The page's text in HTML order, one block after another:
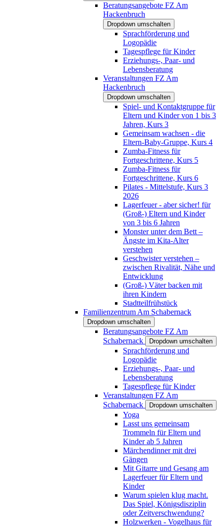
Beratungsangebote FZ Am
Hackenbruch
Dropdown umschalten
Sprachförderung und
Logopädie
Tagespflege für Kinder
Erziehungs-, Paar- und
Lebensberatung
Veranstaltungen FZ Am
Hackenbruch
Dropdown umschalten
Spiel- und Kontaktgruppe für
Eltern und Kinder von 1 bis 3
Jahren, Kurs 3
Gemeinsam wachsen - die
Eltern-Baby-Gruppe, Kurs 4
Zumba-Fitness für
Fortgeschrittene, Kurs 5
Zumba-Fitness für
Fortgeschrittene, Kurs 6
Pilates - Mittelstufe, Kurs 3
2026
Lagerfeuer - aber sicher! für
(Groß-) Eltern und Kinder
von 3 bis 6 Jahren
Monster unter dem Bett –
Ängste im Kita-Alter
verstehen
Geschwister verstehen –
zwischen Rivalität, Nähe und
Entwicklung
(Groß-) Väter backen mit
ihren Kindern
Stadtteilfrühstück
Familienzentrum Am Schabernack
Dropdown umschalten
Beratungsangebote FZ Am
Schabernack
Dropdown umschalten
Sprachförderung und
Logopädie
Erziehungs-, Paar- und
Lebensberatung
Tagespflege für Kinder
Veranstaltungen FZ Am
Schabernack
Dropdown umschalten
Yoga
Lasst uns gemeinsam
Trommeln für Eltern und
Kinder ab 5 Jahren
Märchendinner mit drei
Gängen
Mit Gitarre und Gesang am
Lagerfeuer für Eltern und
Kinder
Warum spielen klug macht.
Das Spiel, Königsdisziplin
oder Zeitverschwendung?
Holzwerken - Vogelhaus für